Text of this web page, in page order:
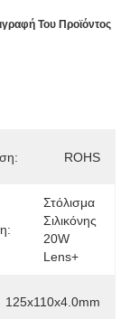
Του Προϊόντος
ROHS
Στόλισμα
Σιλικόνης
20W
Lens+
125x110x4.0mm